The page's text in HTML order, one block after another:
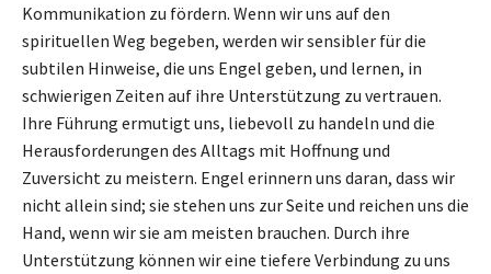
Kommunikation zu fördern. Wenn wir uns auf den
spirituellen Weg begeben, werden wir sensibler für die
subtilen Hinweise, die uns Engel geben, und lernen, in
schwierigen Zeiten auf ihre Unterstützung zu vertrauen.
Ihre Führung ermutigt uns, liebevoll zu handeln und die
Herausforderungen des Alltags mit Hoffnung und
Zuversicht zu meistern. Engel erinnern uns daran, dass wir
nicht allein sind; sie stehen uns zur Seite und reichen uns die
Hand, wenn wir sie am meisten brauchen. Durch ihre
Unterstützung können wir eine tiefere Verbindung zu uns